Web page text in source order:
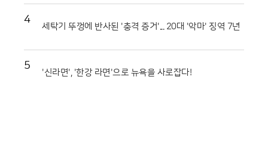
4
세탁기 뚜껑에 반사된 '충격 증거'... 20대 '악마' 징역 7년
5
'신라면', '한강 라면'으로 뉴욕을 사로잡다!